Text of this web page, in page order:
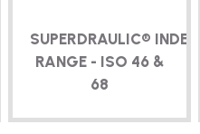
SUPERDRAULIC®
RANGE - ISO 46 &
68